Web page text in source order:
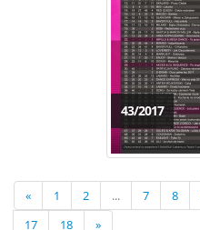
43/2017
« 1 2 ... 7 8
17
18 »